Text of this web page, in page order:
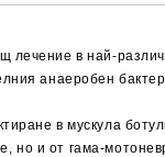
в най-
анаеробен
в мускула
и от гама-